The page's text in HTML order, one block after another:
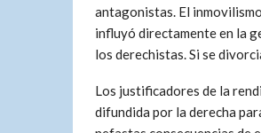
antagonistas. El
influyó directamente en la
los derechistas. Si se
Los justificadores de la
difundida por la derecha